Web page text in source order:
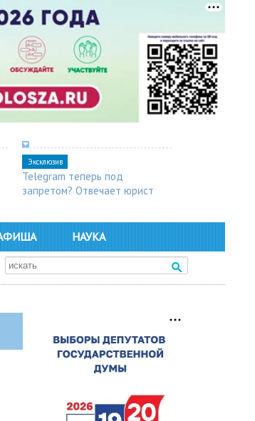
Эксклюзив
Telegram теперь под
запретом? Отвечает юрист
НАУКА